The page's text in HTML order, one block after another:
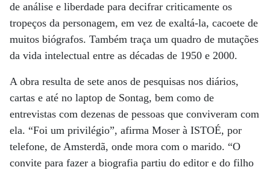
de análise e liberdade para decifrar criticamente os
tropeços da personagem, em vez de exaltá-la, cacoete de
muitos biógrafos. Também traça um quadro de mutações
da vida intelectual entre as décadas de 1950 e 2000.
A obra resulta de sete anos de pesquisas nos diários,
cartas e até no laptop de Sontag, bem como de
entrevistas com dezenas de pessoas que conviveram com
ela. “Foi um privilégio”, afirma Moser à ISTOÉ, por
telefone, de Amsterdã, onde mora com o marido. “O
convite para fazer a biografia partiu do editor e do filho